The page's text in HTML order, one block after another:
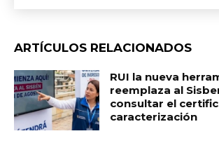
ARTÍCULOS RELACIONADOS
RUI la nueva
reemplaza al
consultar el
caracterización